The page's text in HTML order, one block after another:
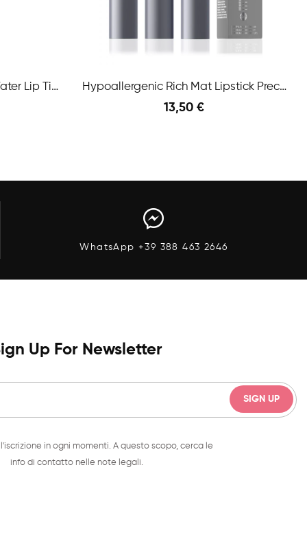
Hypoallergenic Stay-On Water Lip Tint N.05 True... Hypoallergenic Rich Mat Lipstick Precious...
13,50 €
WhatsApp +39 388 463 2646
Up For Newsletter
in ogni momenti. A questo scopo, cerca le
info di contatto nelle note legali.